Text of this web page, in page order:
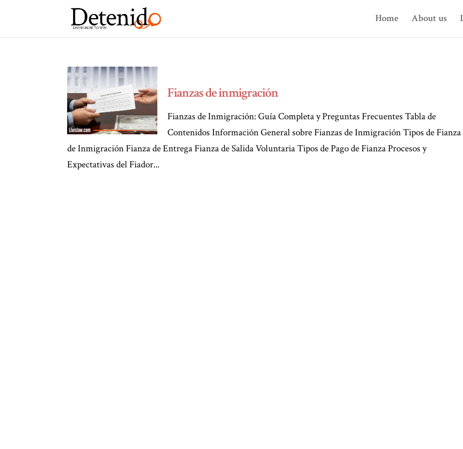
Home About us
Fianzas de inmigración
Fianzas de Inmigración: Guía Completa y Preguntas Frecuentes Tabla de
Contenidos Información General sobre Fianzas de Inmigración Tipos de Fianza
de Inmigración Fianza de Entrega Fianza de Salida Voluntaria Tipos de Pago de Fianza Procesos y
Expectativas del Fiador...